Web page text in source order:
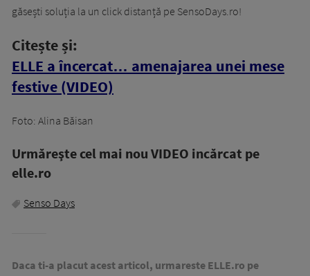
găsești soluția la un click distanță pe SensoDays.ro!
Citește și:
ELLE a încercat… amenajarea unei mese
festive (VIDEO)
Foto: Alina Băisan
Urmăreşte cel mai nou VIDEO incărcat pe
elle.ro
Senso Days
Daca ti-a placut acest articol, urmareste ELLE.ro pe